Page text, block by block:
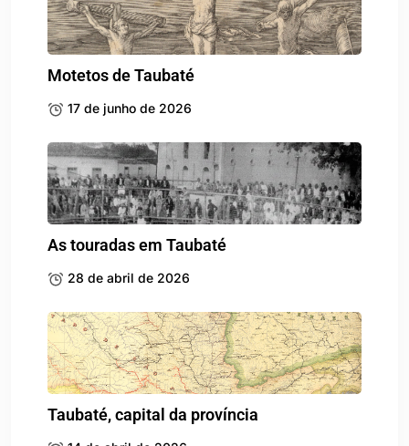
Motetos de Taubaté
17 de junho de 2026
As touradas em Taubaté
28 de abril de 2026
Taubaté, capital da província